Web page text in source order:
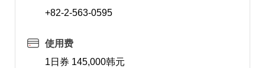
+82-2-563-0595
使用费
1日券 145,000韩元